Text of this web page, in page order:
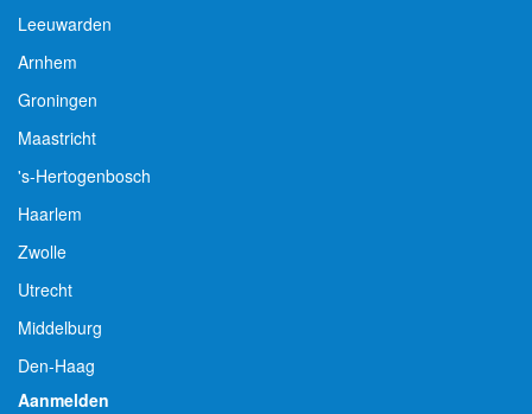
Leeuwarden
Arnhem
Groningen
Maastricht
's-Hertogenbosch
Haarlem
Zwolle
Utrecht
Middelburg
Den-Haag
Aanmelden